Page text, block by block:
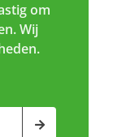
om
Wij